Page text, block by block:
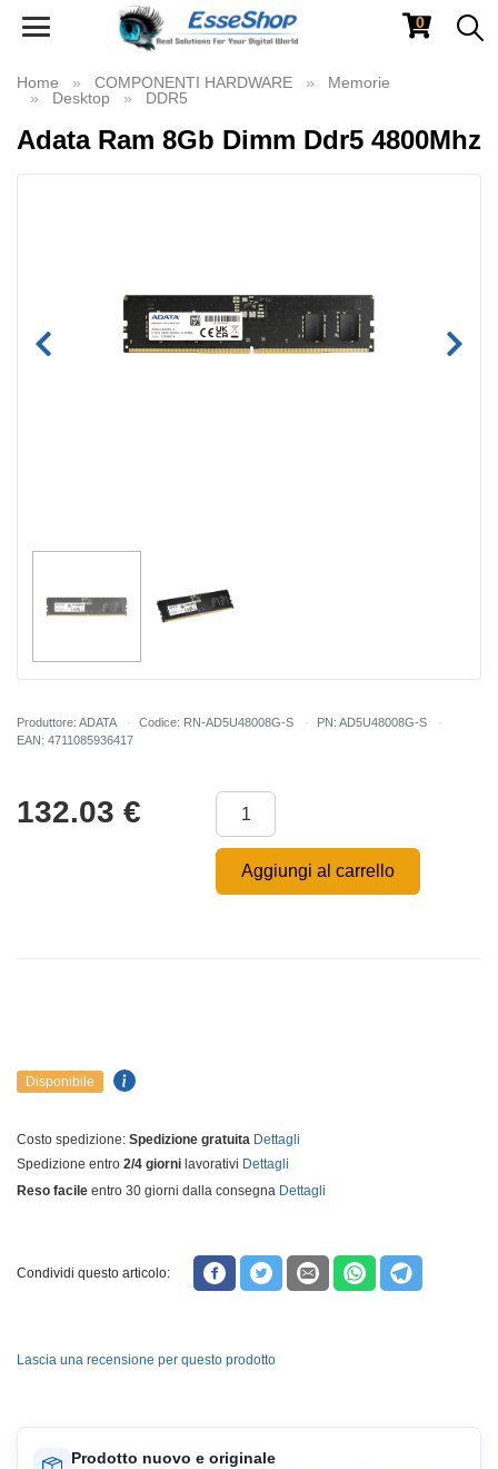
Toggle
0
Home COMPONENTI HARDWARE
Memorie
Desktop
DDR5
Adata Ram 8Gb Dimm Ddr5 4800Mhz
Produttore: ADATA Codice: RN-AD5U48008G-S
PN: AD5U48008G-S
EAN: 4711085936417
132.03 €
Aggiungi al carrello
Disponibile
Costo spedizione: Spedizione gratuita Dettagli
Spedizione entro 2/4 giorni lavorativi Dettagli
Reso facile entro 30 giorni dalla consegna Dettagli
Condividi questo articolo:
Lascia una recensione per questo prodotto
Prodotto nuovo e originale